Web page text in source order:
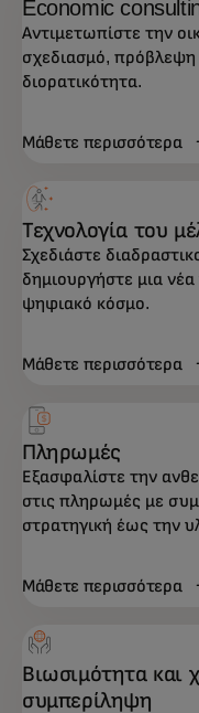
Ολοκληρωμένη
— σχεδιασμένη
ανάπτυξη και
Economic
Αντιμετωπίστε την
σχεδιασμό, πρόβλεψη
διορατικότητα.
Μάθετε περισσότερα
Τεχνολογία του
Σχεδιάστε
δημιουργήστε μια
ψηφιακό κόσμο.
Μάθετε περισσότερα
Πληρωμές
Εξασφαλίστε την
στις πληρωμές με
στρατηγική έως την
Μάθετε περισσότερα
Βιωσιμότητα και
συμπερίληψη